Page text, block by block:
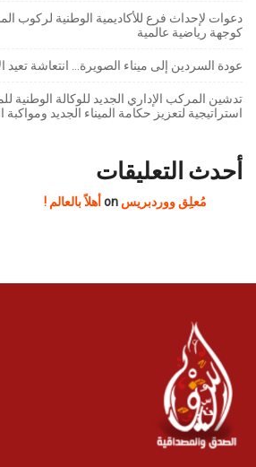
دعوات لإحداث فرع للأكاديمية الوطنية لركوب
تدشين المركب الإداري الجديد للوكالة الوطنية
أحدث التعليقات